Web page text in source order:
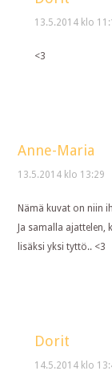
13.5.2014 klo
<3
Anne-Maria
13.5.2014 klo 13:29
Nämä kuvat on niin
Ja samalla
lisäksi yksi tyttö.. <3
Dorit
14.5.2014 klo